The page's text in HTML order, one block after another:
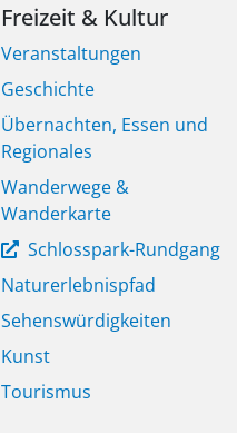
Freizeit & Kultur
Veranstaltungen
Geschichte
Übernachten, Essen und
Regionales
Wanderwege &
Wanderkarte
Schlosspark-Rundgang
Naturerlebnispfad
Sehenswürdigkeiten
Kunst
Tourismus